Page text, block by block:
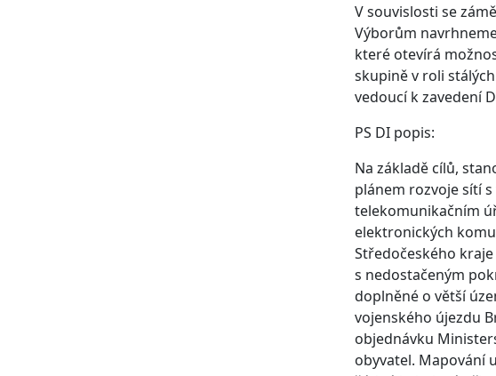
V souvislosti se
Výborům
které otevírá
skupině v roli
vedoucí k zavedení
PS DI popis:
Na základě cílů,
plánem rozvoje sítí
telekomunikačním
elektronických
Středočeského
s nedostačeným
doplněné o větší
vojenského újezdu
objednávku
obyvatel. Mapování